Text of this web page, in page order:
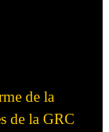
de la
de la GRC